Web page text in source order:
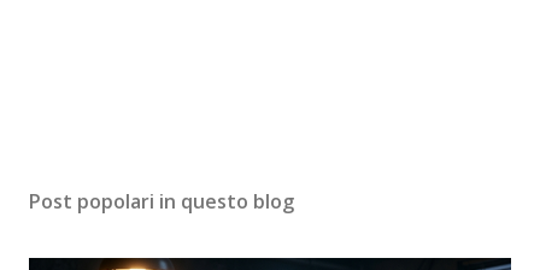
Post popolari in questo blog